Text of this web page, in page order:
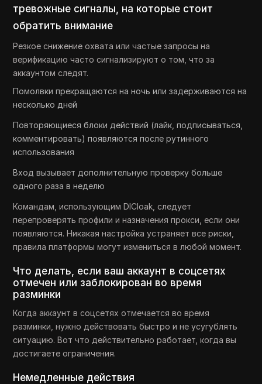
тревожные сигналы, на которые стоит
обратить внимание
Резкое снижение охвата или частые запросы на
верификацию часто сигнализируют о том, что за
аккаунтом следят.
Помолвки прекращаются на ночь или задерживаются на
несколько дней
Повторяющиеся блоки действий (лайк, подписываться,
комментировать) появляются после рутинного
использования
Вход вызывает дополнительную проверку больше
одного раза в неделю
Командам, использующим DICloak, следует
перепроверять профили и назначения прокси, если они
появляются. Никакая настройка устраняет все риски,
правила платформы могут измениться в любой момент.
Что делать, если ваш аккаунт в соцсетях
отмечен или заблокирован во время
разминки
Когда аккаунт в соцсетях отмечается во время
разминки, нужно действовать быстро и не усугублять
ситуацию. Вот что действительно работает, когда вы
достигаете ограничения.
Немедленные действия